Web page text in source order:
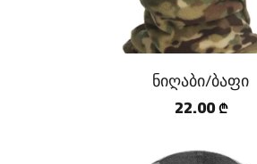
ნიღაბი/ბაფი
22.00 ₾